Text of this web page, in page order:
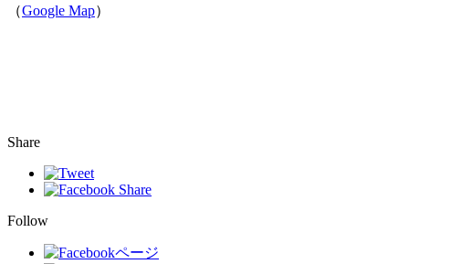
（Google Map）
Share
Follow